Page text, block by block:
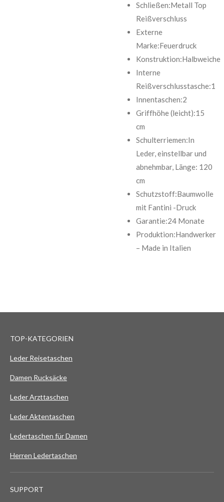
Schließen:Metall Top
Reißverschluss
Externe
Marke:Feuerdruck
Konstruktion:Halbweiche
Interne
Reißverschlusstasche:1
Innentaschen:2
Griffhöhe (leicht):15
cm
Schulterriemen:In
Leder, einstellbar und
abnehmbar, Länge: 120
cm
Schutzstoff:Baumwolle
mit Fantini -Druck
Garantie:24 Monate
Produktion:Handwerker
– Made in Italien
TOP-KATEGORIEN
Leder Reisetaschen
Damen Rucksäcke
Leder Arzttaschen
Leder Aktentaschen
Ledertaschen für Damen
Herren Ledertaschen
SUPPORT